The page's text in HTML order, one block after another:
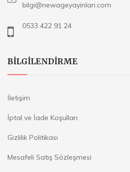
bilgi@newageyayinlari.com
0533 422 91 24
BILGILENDIRME
İletişim
İptal ve İade Koşulları
Gizlilik Politikası
Mesafeli Satış Sözleşmesi